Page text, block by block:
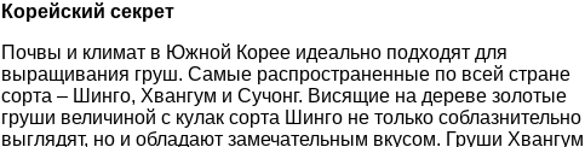
Корейский секрет
Почвы и климат в Южной Корее идеально подходят для
выращивания груш. Самые распространенные по всей стране
сорта – Шинго, Хвангум и Сучонг. Висящие на дереве золотые
груши величиной с кулак сорта Шинго не только соблазнительно
выглядят, но и обладают замечательным вкусом. Груши Хвангум